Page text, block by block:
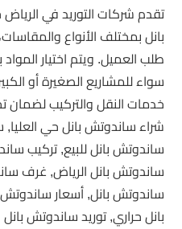
تقدم شركات التوريد في
بانل بمختلف الأنواع
طلب العميل. ويتم اختيار
سواء للمشاريع الصغيرة أو
خدمات النقل والتركيب لضمان
شراء ساندوتش بانل حي العليا,
ساندوتش بانل للبيع, تركيب
ساندوتش بانل الرياض, غرف
ساندوتش بانل, أسعار
بانل حراري, توريد ساندوتش بانل